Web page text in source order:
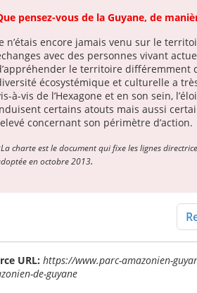
pensez-vous de la Guyane, de
n’étais encore jamais venu sur le
avec des personnes vivant
le territoire différemment
écosystémique et culturelle a
à-vis de l’Hexagone et en son sein,
certains atouts mais aussi
concernant son périmètre d’action.
charte est le document qui fixe les lignes
en octobre 2013.
URL: https://www.parc-amazonien-
de-guyane